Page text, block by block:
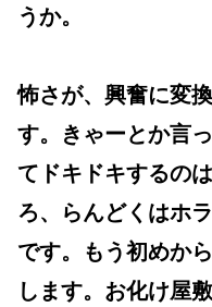
うか。
怖さが、興奮に変
す。きゃーとか言
てドキドキするの
ろ、らんどくはホ
です。もう初めか
します。お化け屋